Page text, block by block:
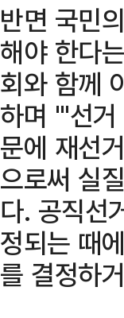
반면 국민
해야 한다
회와 함께
하며 "'선
문에 재선
으로써 실
다. 공직선
정되는 때
를 결정하